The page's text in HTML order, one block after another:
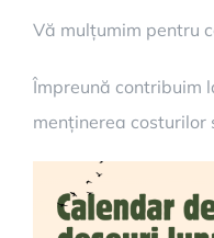
Vă mulțumim pentru
Împreună contribuim
menținerea costurilor